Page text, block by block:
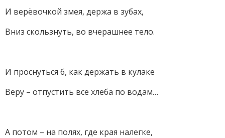
И верёвочкой змея, держа в зубах,
Вниз скользнуть, во вчерашнее тело.
И проснуться б, как держать в кулаке
Веру – отпустить все хлеба по водам…
А потом – на полях, где края налегке,